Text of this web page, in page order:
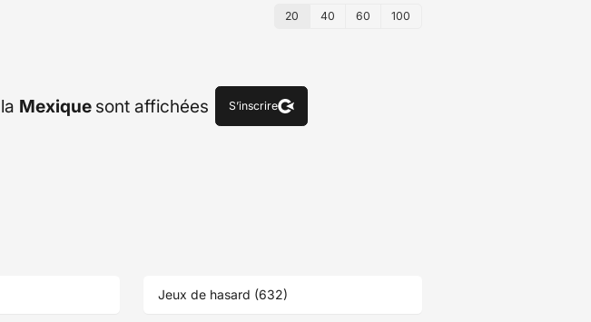
20 40 60 100
Mexique sont affichées S’inscrire
Jeux de hasard (632)